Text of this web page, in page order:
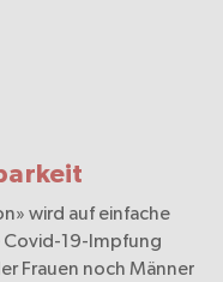
wird auf einfache
Covid-19-Impfung
Frauen noch Männer